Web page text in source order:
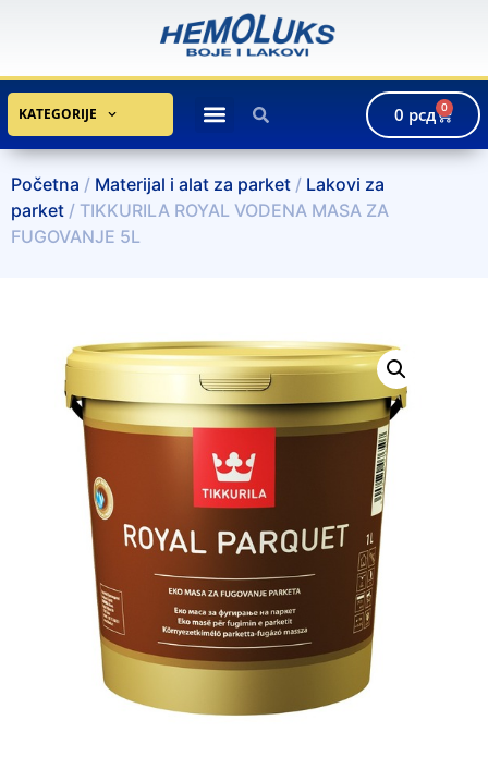
KATEGORIJE 0 рсд 0
Početna / Materijal i alat za parket / Lakovi za
parket / TIKKURILA ROYAL VODENA MASA ZA
FUGOVANJE 5L